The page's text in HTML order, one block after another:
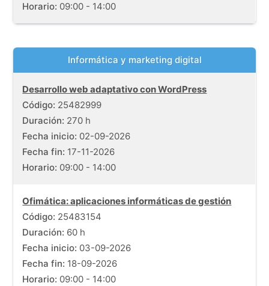
Horario: 09:00 - 14:00
Informática y marketing digital
Código: 25482999
Desarrollo web adaptativo con WordPress
Duración: 270 h
Fecha inicio: 02-09-2026
Fecha fin: 17-11-2026
Horario: 09:00 - 14:00
Código: 25483154
Ofimática: aplicaciones informáticas de gestión
Duración: 60 h
Fecha inicio: 03-09-2026
Fecha fin: 18-09-2026
Horario: 09:00 - 14:00